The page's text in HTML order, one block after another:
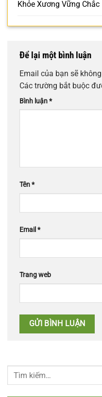
Khỏe Xương Vững Chắc
Để lại một bình luận
Email của bạn sẽ
Các trường bắt buộc
Bình luận*
Tên*
Email *
Trang web